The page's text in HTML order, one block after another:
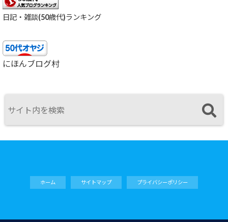
日記・雑談(50歳代)ランキング
にほんブログ村
ホーム サイトマップ プライバシーポリシー